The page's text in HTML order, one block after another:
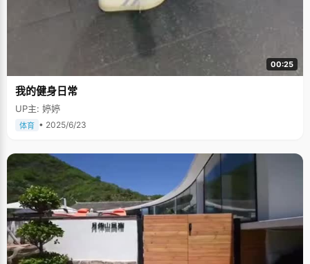
00:25
我的健身日常
UP主: 婷婷
体育 • 2025/6/23